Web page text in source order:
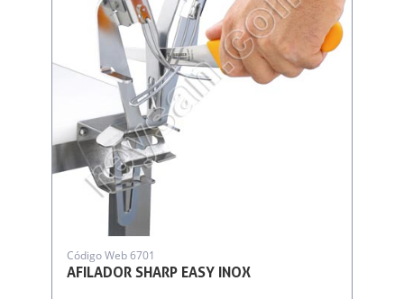
AFILADOR SHARP EASY INOX
Código Web 6701